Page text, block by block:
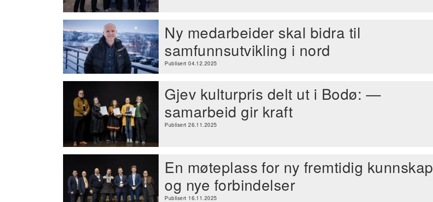
Ny medarbeider skal bidra til
samfunnsutvikling i nord
Publisert 04.12.2025
Gjev kulturpris delt ut i Bodø: —
samarbeid gir kraft
Publisert 26.11.2025
En møteplass for ny fremtidig kunnskap
og nye forbindelser
Publisert 16.11.2025